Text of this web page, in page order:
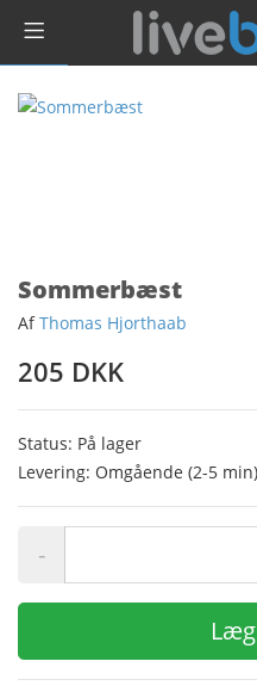
Sommerbæst
AfThomas Hjorthaab
205 DKK
Status: På lager
Levering: Omgående (2-5 min)
-